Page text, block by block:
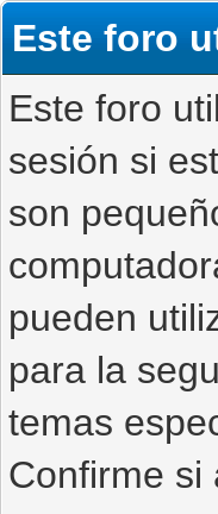
Este foro
Este foro
sesión si
son
pueden
para la
temas
Confirme si